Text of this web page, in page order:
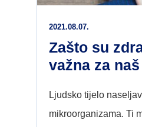
2021.08.07.
Zašto su
važna za
Ljudsko tijelo
mikroorganizama. Ti